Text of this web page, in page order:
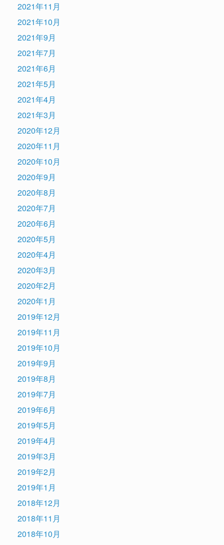
2021年11月
2021年10月
2021年9月
2021年7月
2021年6月
2021年5月
2021年4月
2021年3月
2020年12月
2020年11月
2020年10月
2020年9月
2020年8月
2020年7月
2020年6月
2020年5月
2020年4月
2020年3月
2020年2月
2020年1月
2019年12月
2019年11月
2019年10月
2019年9月
2019年8月
2019年7月
2019年6月
2019年5月
2019年4月
2019年3月
2019年2月
2019年1月
2018年12月
2018年11月
2018年10月